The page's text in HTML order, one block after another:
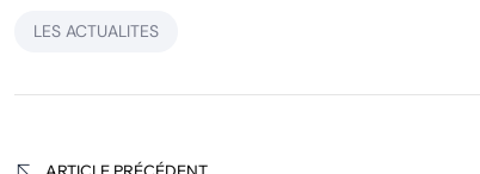
LES ACTUALITES
ARTICLE PRÉCÉDENT